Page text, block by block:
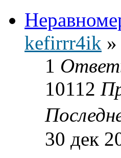
kefirrr4ik »
1
10112
30 дек